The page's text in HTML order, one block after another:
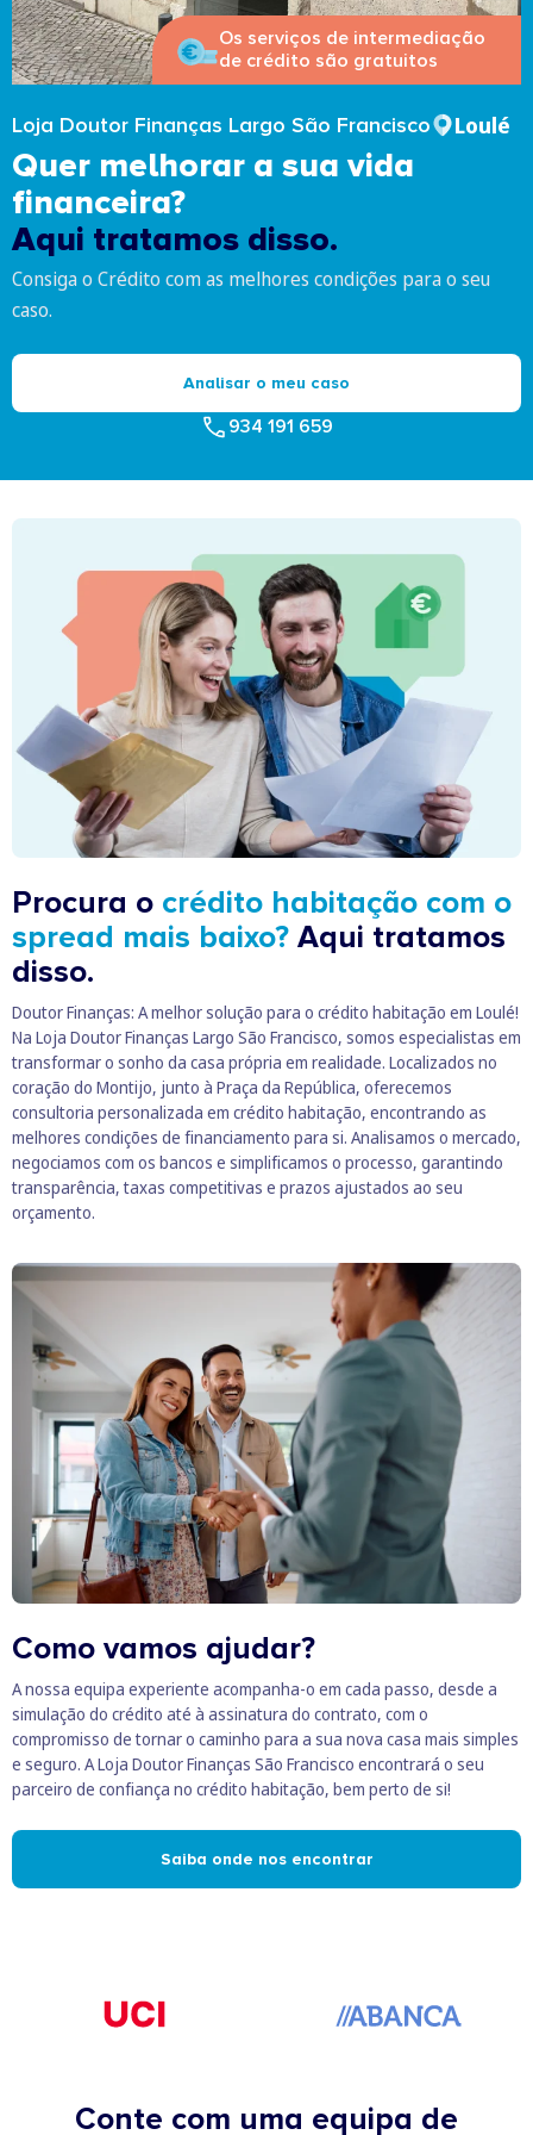
Os serviços de intermediação
de crédito são gratuitos
Loja Doutor Finanças Largo São Francisco Loulé
Quer melhorar a sua vida
financeira?
Aqui tratamos disso.
Consiga o Crédito com as melhores condições para o seu
caso.
Analisar o meu caso
934 191 659
Procura o crédito habitação com o
spread mais baixo? Aqui tratamos
disso.
Doutor Finanças: A melhor solução para o crédito habitação em Loulé!
Na Loja Doutor Finanças Largo São Francisco, somos especialistas em
transformar o sonho da casa própria em realidade. Localizados no
coração do Montijo, junto à Praça da República, oferecemos
consultoria personalizada em crédito habitação, encontrando as
melhores condições de financiamento para si. Analisamos o mercado,
negociamos com os bancos e simplificamos o processo, garantindo
transparência, taxas competitivas e prazos ajustados ao seu
orçamento.
Como vamos ajudar?
A nossa equipa experiente acompanha-o em cada passo, desde a
simulação do crédito até à assinatura do contrato, com o
compromisso de tornar o caminho para a sua nova casa mais simples
e seguro. A Loja Doutor Finanças São Francisco encontrará o seu
parceiro de confiança no crédito habitação, bem perto de si!
Saiba onde nos encontrar
Conte com uma equipa de